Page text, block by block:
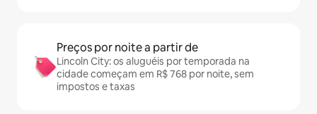
Preços por noite a partir de
Lincoln City: os aluguéis por temporada na
cidade começam em R$ 768 por noite, sem
impostos e taxas